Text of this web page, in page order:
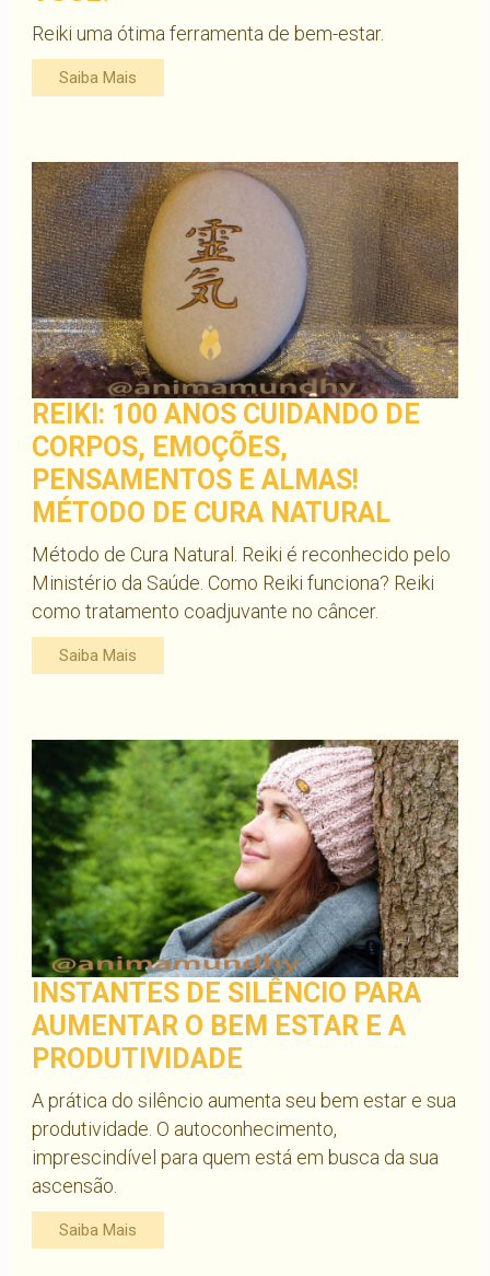
Reiki uma ótima ferramenta de bem-estar.
Saiba Mais
REIKI: 100 ANOS CUIDANDO DE
CORPOS, EMOÇÕES,
PENSAMENTOS E ALMAS!
MÉTODO DE CURA NATURAL
Método de Cura Natural. Reiki é reconhecido pelo
Ministério da Saúde. Como Reiki funciona? Reiki
como tratamento coadjuvante no câncer.
Saiba Mais
INSTANTES DE SILÊNCIO PARA
AUMENTAR O BEM ESTAR E A
PRODUTIVIDADE
A prática do silêncio aumenta seu bem estar e sua
produtividade. O autoconhecimento,
imprescindível para quem está em busca da sua
ascensão.
Saiba Mais